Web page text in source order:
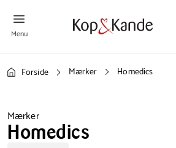
Menu
Forside Mærker Homedics
Mærker
Homedics